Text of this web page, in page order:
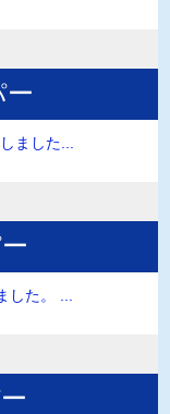
ー
ました...
た。 ...